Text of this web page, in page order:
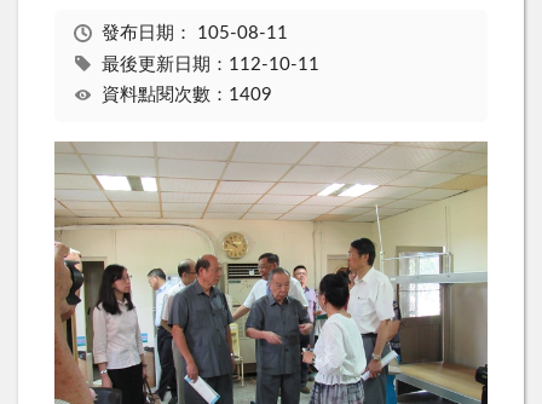
發布日期： 105-08-11
最後更新日期：112-10-11
資料點閱次數：1409